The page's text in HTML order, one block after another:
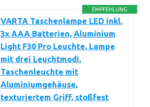
EMPFEHLUNG
VARTA Taschenlampe LED inkl.
3x AAA Batterien, Aluminium
Light F30 Pro Leuchte, Lampe
mit drei Leuchtmodi,
Taschenleuchte mit
Aluminiumgehäuse,
texturiertem Griff, stoßfest